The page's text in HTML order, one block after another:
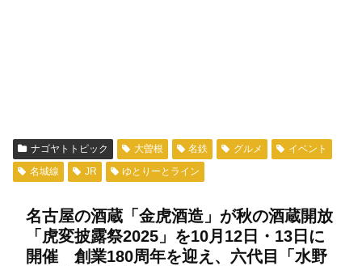
ナゴヤトトピック 大曽根 名鉄 グルメ
イベント
名城線
JR ゆとりーとライン
名古屋の酒蔵「金虎酒造」が秋の酒蔵開放
「虎変披露祭2025」を10月12日・13日に
開催 創業180周年を迎え、六代目「水野